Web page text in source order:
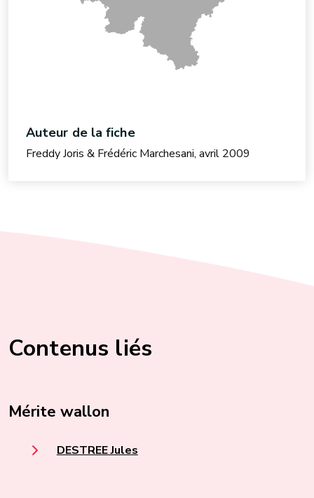
Auteur de la fiche
Freddy Joris & Frédéric Marchesani, avril 2009
Contenus liés
Mérite wallon
DESTREE Jules